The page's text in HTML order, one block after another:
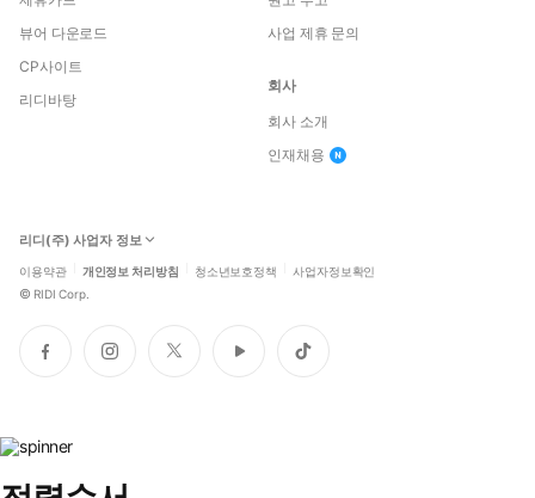
뷰어 다운로드
CP사이트
리디바탕
사업 제휴 문의
회사
회사 소개
인재채용
리디(주) 사업자 정보
이용약관 개인정보 처리방침 청소년보호정책 사업자정보확인
© RIDI Corp.
페
이
인
스
트
위
유
튜
틱
톡